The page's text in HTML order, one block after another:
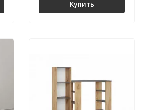
Купить